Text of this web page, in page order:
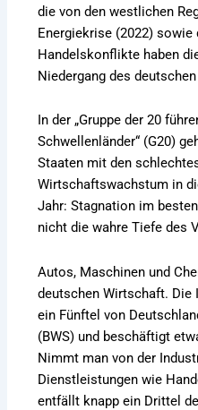
die von den westlichen
Energiekrise (2022) sowie
Handelskonflikte haben
Niedergang des
In der „Gruppe der 20
Schwellenländer“ (G20)
Staaten mit den
Wirtschaftswachstum in
Jahr: Stagnation im
nicht die wahre Tiefe des
Autos, Maschinen und
deutschen Wirtschaft. Die
ein Fünftel von
(BWS) und beschäftigt
Nimmt man von der
Dienstleistungen wie
entfällt knapp ein Drittel